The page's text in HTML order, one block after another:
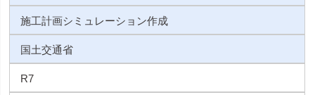
施工計画シミュレーション作成
国土交通省
R7